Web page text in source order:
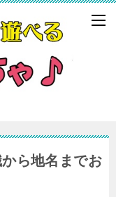
ら地名までお